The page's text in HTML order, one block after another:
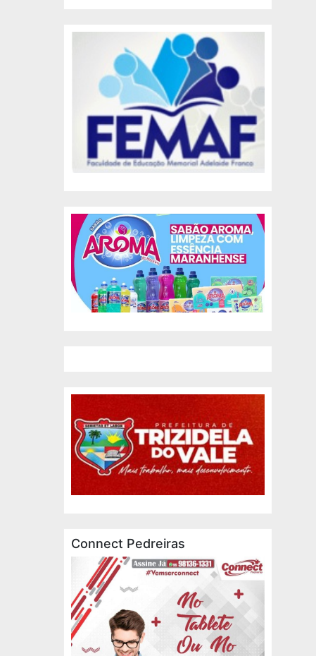
Connect Pedreiras